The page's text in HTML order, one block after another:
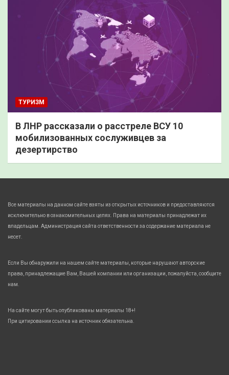
ТУРИЗМ
В ЛНР рассказали о расстреле ВСУ 10
мобилизованных сослуживцев за
дезертирство
Все материалы на данном сайте взяты из открытых источников и предоставляются
исключительно в ознакомительных целях. Права на материалы принадлежат их
владельцам. Администрация сайта ответственности за содержание материала не
несет.
Если Вы обнаружили на нашем сайте материалы, которые нарушают авторские
права, принадлежащие Вам, Вашей компании или организации, пожалуйста, сообщите
нам.
На сайте могут быть опубликованы материалы 18+!
При цитировании ссылка на источник обязательна.